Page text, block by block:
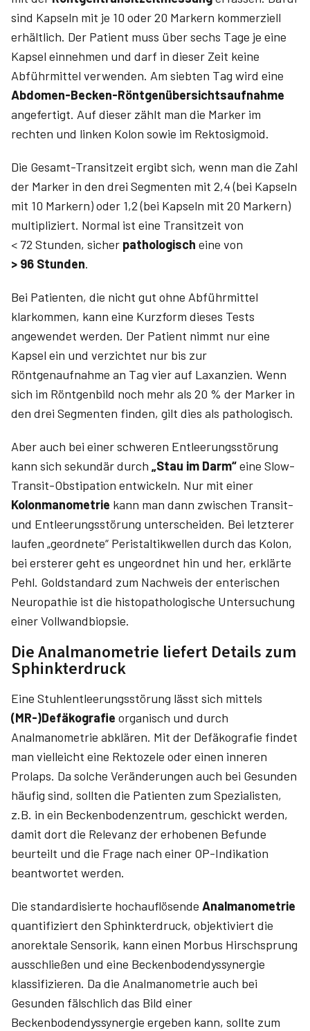
sind Kapseln mit je 10 oder 20 Markern kommerziell
erhältlich. Der Patient muss über sechs Tage je eine
Kapsel einnehmen und darf in dieser Zeit keine
Abführmittel verwenden. Am siebten Tag wird eine
Abdomen-Becken-Röntgenübersichtsaufnahme
angefertigt. Auf dieser zählt man die Marker im
rechten und linken Kolon sowie im Rektosigmoid.
Die Gesamt-Transitzeit ergibt sich, wenn man die Zahl
der Marker in den drei Segmenten mit 2,4 (bei Kapseln
mit 10 Markern) oder 1,2 (bei Kapseln mit 20 Markern)
multipliziert. Normal ist eine Transitzeit von
< 72 Stunden, sicher pathologisch eine von
> 96 Stunden.
Bei Patienten, die nicht gut ohne Abführmittel
klarkommen, kann eine Kurzform dieses Tests
angewendet werden. Der Patient nimmt nur eine
Kapsel ein und verzichtet nur bis zur
Röntgenaufnahme an Tag vier auf Laxanzien. Wenn
sich im Röntgenbild noch mehr als 20 % der Marker in
den drei Segmenten finden, gilt dies als pathologisch.
Aber auch bei einer schweren Entleerungsstörung
kann sich sekundär durch „Stau im Darm“eine Slow-
Transit-Obstipation entwickeln. Nur mit einer
Kolonmanometrie kann man dann zwischen Transit-
und Entleerungsstörung unterscheiden. Bei letzterer
laufen „geordnete“ Peristaltikwellen durch das Kolon,
bei ersterer geht es ungeordnet hin und her, erklärte
Pehl. Goldstandard zum Nachweis der enterischen
Neuropathie ist die histopathologische Untersuchung
einer Vollwandbiopsie.
Die Analmanometrie liefert Details zum
Sphinkterdruck
Eine Stuhlentleerungsstörung lässt sich mittels
(MR-)Defäkografie organisch und durch
Analmanometrie abklären. Mit der Defäkografie findet
man vielleicht eine Rektozele oder einen inneren
Prolaps. Da solche Veränderungen auch bei Gesunden
häufig sind, sollten die Patienten zum Spezialisten,
z.B. in ein Beckenbodenzentrum, geschickt werden,
damit dort die Relevanz der erhobenen Befunde
beurteilt und die Frage nach einer OP-Indikation
beantwortet werden.
Die standardisierte hochauflösende Analmanometrie
quantifiziert den Sphinkterdruck, objektiviert die
anorektale Sensorik, kann einen Morbus Hirschsprung
ausschließen und eine Beckenbodendyssynergie
klassifizieren. Da die Analmanometrie auch bei
Gesunden fälschlich das Bild einer
Beckenbodendyssynergie ergeben kann, sollte zum